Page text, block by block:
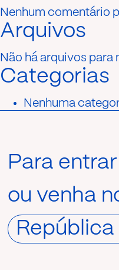
Nenhum comentário
Arquivos
Não há arquivos para
Categorias
Nenhuma
Para
ou venha
República